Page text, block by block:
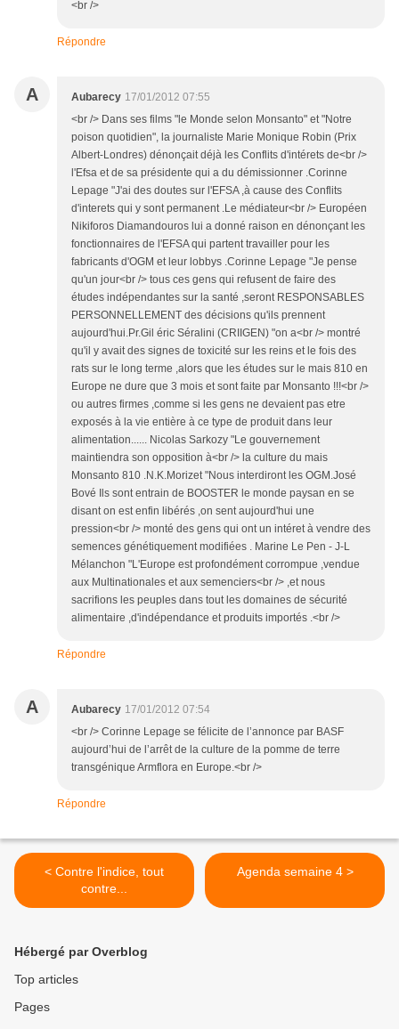
<br />
Répondre
A Aubarecy 17/01/2012 07:55
<br /> Dans ses films "le Monde selon Monsanto" et "Notre
poison quotidien", la journaliste Marie Monique Robin (Prix
Albert-Londres) dénonçait déjà les Conflits d'intérets de<br />
l'Efsa et de sa présidente qui a du démissionner .Corinne
Lepage "J'ai des doutes sur l'EFSA ,à cause des Conflits
d'interets qui y sont permanent .Le médiateur<br /> Européen
Nikiforos Diamandouros lui a donné raison en dénonçant les
fonctionnaires de l'EFSA qui partent travailler pour les
fabricants d'OGM et leur lobbys .Corinne Lepage "Je pense
qu'un jour<br /> tous ces gens qui refusent de faire des
études indépendantes sur la santé ,seront RESPONSABLES
PERSONNELLEMENT des décisions qu'ils prennent
aujourd'hui.Pr.Gil éric Séralini (CRIIGEN) "on a<br /> montré
qu'il y avait des signes de toxicité sur les reins et le fois des
rats sur le long terme ,alors que les études sur le mais 810 en
Europe ne dure que 3 mois et sont faite par Monsanto !!!<br />
ou autres firmes ,comme si les gens ne devaient pas etre
exposés à la vie entière à ce type de produit dans leur
alimentation...... Nicolas Sarkozy "Le gouvernement
maintiendra son opposition à<br /> la culture du mais
Monsanto 810 .N.K.Morizet "Nous interdiront les OGM.José
Bové Ils sont entrain de BOOSTER le monde paysan en se
disant on est enfin libérés ,on sent aujourd'hui une
pression<br /> monté des gens qui ont un intéret à vendre des
semences génétiquement modifiées . Marine Le Pen - J-L
Mélanchon "L'Europe est profondément corrompue ,vendue
aux Multinationales et aux semenciers<br /> ,et nous
sacrifions les peuples dans tout les domaines de sécurité
alimentaire ,d'indépendance et produits importés .<br />
Répondre
A Aubarecy 17/01/2012 07:54
<br /> Corinne Lepage se félicite de l’annonce par BASF
aujourd’hui de l’arrêt de la culture de la pomme de terre
transgénique Armflora en Europe.<br />
Répondre
< Contre l'indice, tout
contre...
Agenda semaine 4 >
Hébergé par Overblog
Top articles
Pages